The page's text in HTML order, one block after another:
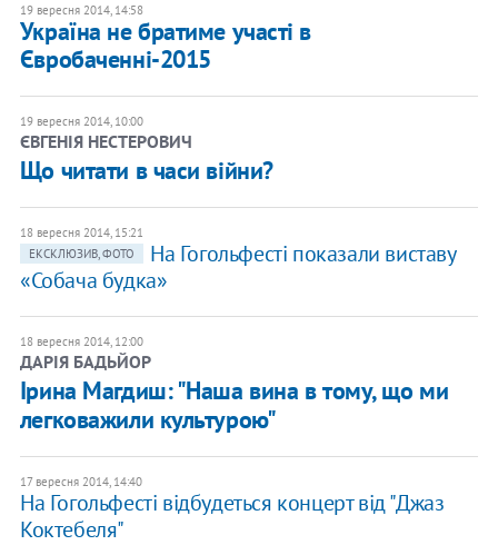
19 вересня 2014, 14:58
Україна не братиме участі в
Євробаченні-2015
19 вересня 2014, 10:00
ЄВГЕНІЯ НЕСТЕРОВИЧ
Що читати в часи війни?
18 вересня 2014, 15:21
ЕКСКЛЮЗИВ, ФОТО
На Гогольфесті показали виставу
«Собача будка»
18 вересня 2014, 12:00
ДАРІЯ БАДЬЙОР
Ірина Магдиш: "Наша вина в тому, що ми
легковажили культурою"
17 вересня 2014, 14:40
На Гогольфесті відбудеться концерт від "Джаз
Коктебеля"